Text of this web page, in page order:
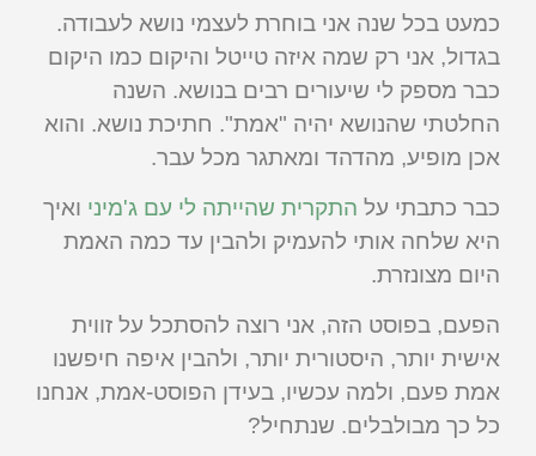
כמעט בכל שנה אני בוחרת לעצמי נושא לעבודה.
בגדול, אני רק שמה איזה טייטל והיקום כמו היקום
כבר מספק לי שיעורים רבים בנושא. השנה
החלטתי שהנושא יהיה "אמת". חתיכת נושא. והוא
אכן מופיע, מהדהד ומאתגר מכל עבר.
כבר כתבתי על התקרית שהייתה לי עם ג'מיני ואיך
היא שלחה אותי להעמיק ולהבין עד כמה האמת
היום מצונזרת.
הפעם, בפוסט הזה, אני רוצה להסתכל על זווית
אישית יותר, היסטורית יותר, ולהבין איפה חיפשנו
אמת פעם, ולמה עכשיו, בעידן הפוסט-אמת, אנחנו
כל כך מבולבלים. שנתחיל?